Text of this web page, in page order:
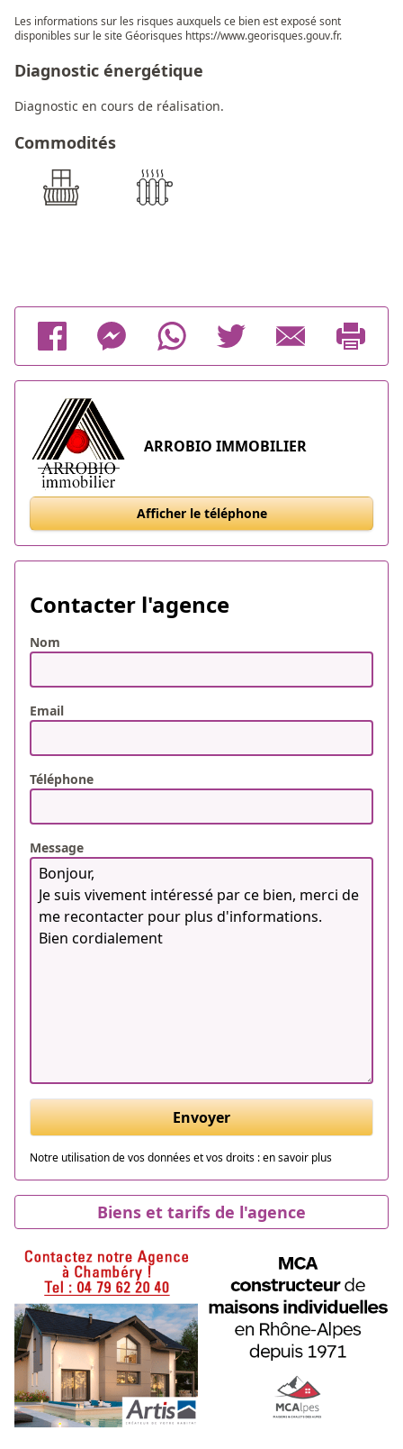
Les informations sur les risques auxquels ce bien est exposé sont
disponibles sur le site Géorisques https://www.georisques.gouv.fr.
Diagnostic énergétique
Diagnostic en cours de réalisation.
Commodités
ARROBIO IMMOBILIER
Afficher le téléphone
Contacter l'agence
Nom
Email
Téléphone
Message
Envoyer
Notre utilisation de vos données et vos droits :en savoir plus
Biens et tarifs de l'agence